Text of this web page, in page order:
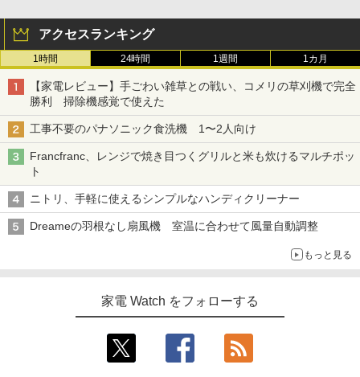
アクセスランキング
1時間 24時間 1週間 1カ月
【家電レビュー】手ごわい雑草との戦い、コメリの草刈機で完全
勝利 掃除機感覚で使えた
工事不要のパナソニック食洗機 1〜2人向け
Francfranc、レンジで焼き目つくグリルと米も炊けるマルチポッ
ト
ニトリ、手軽に使えるシンプルなハンディクリーナー
Dreameの羽根なし扇風機 室温に合わせて風量自動調整
もっと見る
家電 Watch をフォローする